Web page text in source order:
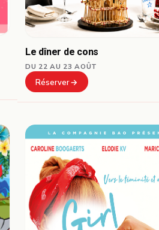
Le dîner de cons
DU 22 AU 23 AOÛT
Réserver